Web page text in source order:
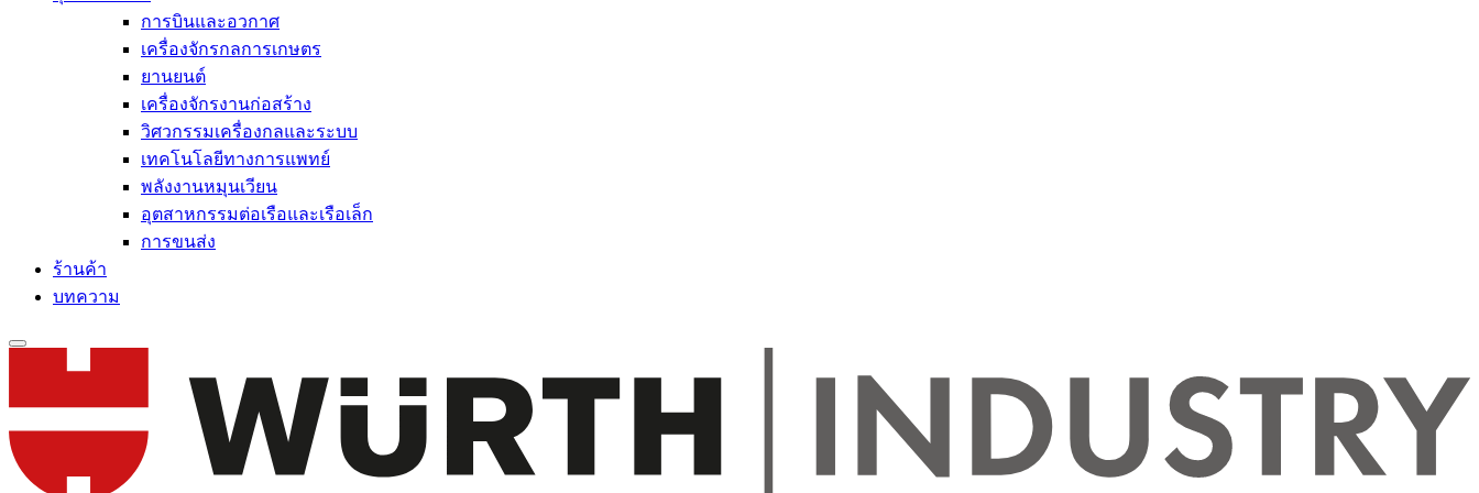
การบินและอวกาศ
เครื่องจักรกลการเกษตร
ยานยนต์
เครื่องจักรงานก่อสร้าง
วิศวกรรมเครื่องกลและระบบ
เทคโนโลยีทางการแพทย์
พลังงานหมุนเวียน
อุตสาหกรรมต่อเรือและเรือเล็ก
การขนส่ง
ร้านค้า
บทความ